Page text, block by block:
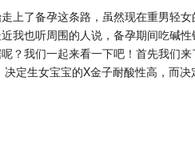
上了备孕这条路，虽然现在重男轻
我也听周围的人说，备孕期间吃碱
？我们一起来看一下吧！首先我们
定生女宝宝的X金子耐酸性高，而决